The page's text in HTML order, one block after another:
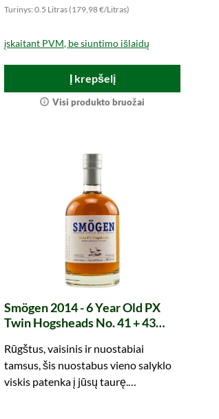
Turinys: 0.5 Litras (179,98 €/Litras)
įskaitant PVM, be siuntimo išlaidų
Į krepšelį
Visi produkto bruožai
Smögen 2014 - 6 Year Old PX
Twin Hogsheads No. 41 + 43
Rūgštus, vaisinis ir nuostabiai
tamsus, šis nuostabus vieno salyklo
viskis patenka į jūsų taurę.